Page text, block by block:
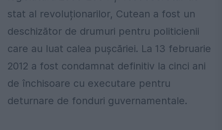
stat al revoluționarilor, Cutean a fost un
deschizător de drumuri pentru politicienii
care au luat calea pușcăriei. La 13 februarie
2012 a fost condamnat definitiv la cinci ani
de închisoare cu executare pentru
deturnare de fonduri guvernamentale.